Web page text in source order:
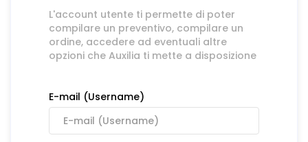
L'account utente ti permette di poter
compilare un preventivo, compilare un
ordine, accedere ad eventuali altre
opzioni che Auxilia ti mette a disposizione
E-mail (Username)